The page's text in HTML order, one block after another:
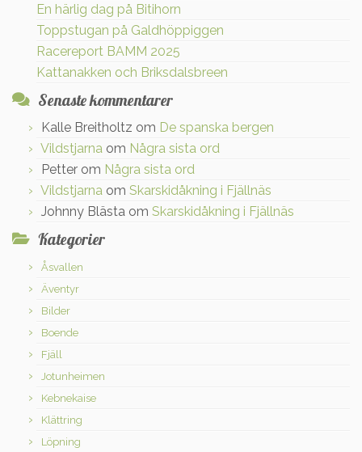
En härlig dag på Bitihorn
Toppstugan på Galdhöppiggen
Racereport BAMM 2025
Kattanakken och Briksdalsbreen
Senaste kommentarer
Kalle Breitholtz om De spanska bergen
Vildstjarna om Några sista ord
Petter om Några sista ord
Vildstjarna om Skarskidåkning i Fjällnäs
Johnny Blästa om Skarskidåkning i Fjällnäs
Kategorier
Åsvallen
Äventyr
Bilder
Boende
Fjäll
Jotunheimen
Kebnekaise
Klättring
Löpning